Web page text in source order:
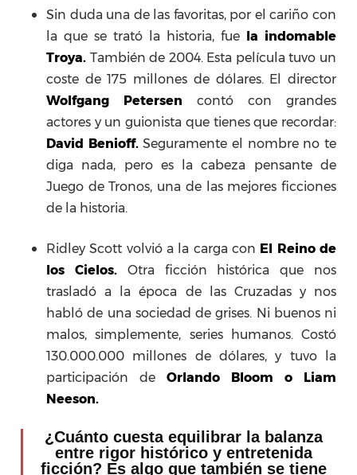
Sin duda una de las favoritas, por el cariño con
la que se trató la historia, fue la indomable
Troya. También de 2004. Esta película tuvo un
coste de 175 millones de dólares. El director
Wolfgang Petersen contó con grandes
actores y un guionista que tienes que recordar:
David Benioff.Seguramente el nombre no te
diga nada, pero es la cabeza pensante de
Juego de Tronos, una de las mejores ficciones
de la historia.
Ridley Scott volvió a la carga con El Reino de
los Cielos.Otra ficción histórica que nos
trasladó a la época de las Cruzadas y nos
habló de una sociedad de grises. Ni buenos ni
malos, simplemente, series humanos. Costó
130.000.000 millones de dólares, y tuvo la
participación de Orlando Bloom o Liam
Neeson.
¿Cuánto cuesta equilibrar la balanza
entre rigor histórico y entretenida
ficción? Es algo que también se tiene